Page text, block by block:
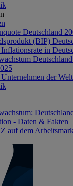
Deutschland
(BIP)
in
der
- Daten & Fakten
auf dem